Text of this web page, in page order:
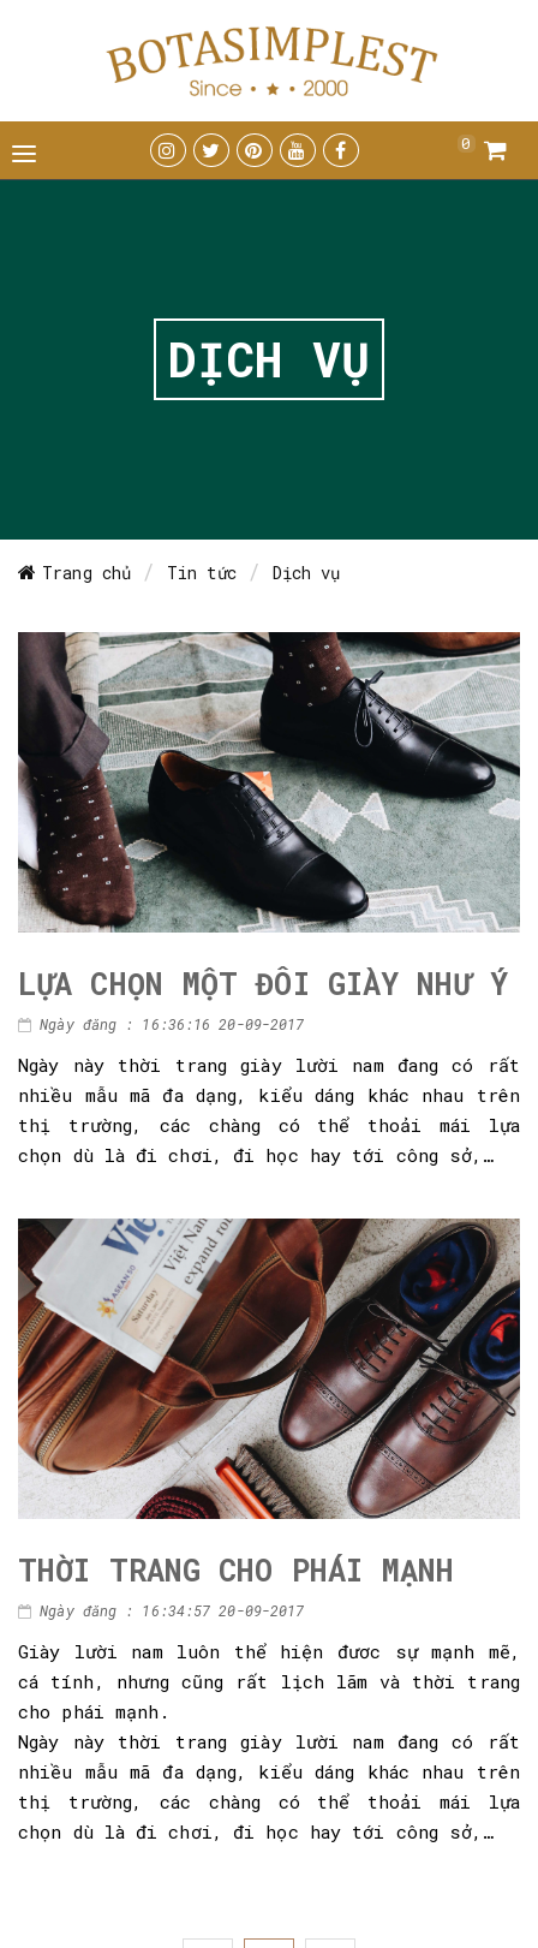
0
DỊCH VỤ
Trang chủ Tin tức Dịch vụ
LỰA CHỌN MỘT ĐÔI GIÀY NHƯ Ý
Ngày đăng : 16:36:16 20-09-2017
Ngày này thời trang giày lười nam đang có rất
nhiều mẫu mã đa dạng, kiểu dáng khác nhau trên
thị trường, các chàng có thể thoải mái lựa
chọn dù là đi chơi, đi học hay tới công sở,…
THỜI TRANG CHO PHÁI MẠNH
Ngày đăng : 16:34:57 20-09-2017
Giày lười nam luôn thể hiện đươc sự mạnh mẽ,
cá tính, nhưng cũng rất lịch lãm và thời trang
cho phái mạnh.
Ngày này thời trang giày lười nam đang có rất
nhiều mẫu mã đa dạng, kiểu dáng khác nhau trên
thị trường, các chàng có thể thoải mái lựa
chọn dù là đi chơi, đi học hay tới công sở,…